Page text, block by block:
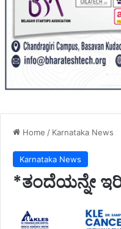
Home / Karnataka News
Karnataka News
*ತಂದೆಯನ್ನೇ